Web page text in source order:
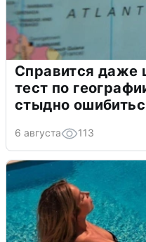
Справится даже
тест по
стыдно
6 августа 113